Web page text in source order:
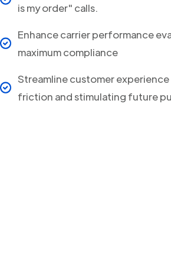
is my order" calls.
Enhance carrier performance
maximum compliance
Streamline customer
friction and stimulating future